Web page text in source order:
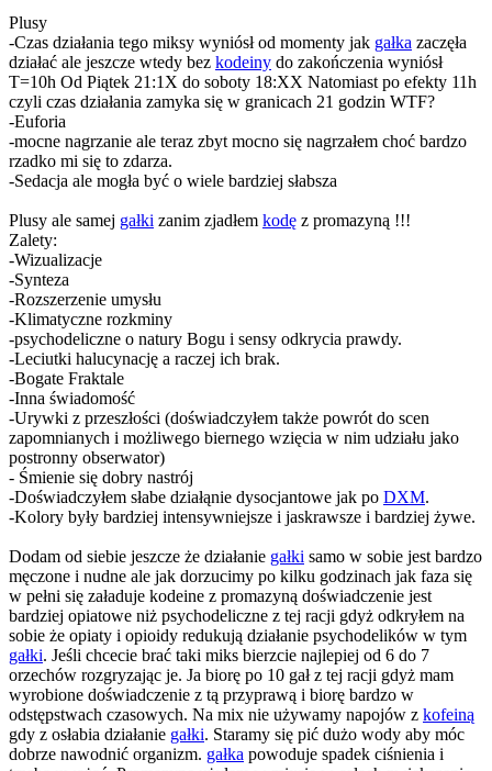
Plusy
-Czas działania tego miksy wyniósł od momenty jak gałka zaczęła
działać ale jeszcze wtedy bez kodeiny do zakończenia wyniósł
T=10h Od Piątek 21:1X do soboty 18:XX Natomiast po efekty 11h
czyli czas działania zamyka się w granicach 21 godzin WTF?
-Euforia
-mocne nagrzanie ale teraz zbyt mocno się nagrzałem choć bardzo
rzadko mi się to zdarza.
-Sedacja ale mogła być o wiele bardziej słabsza
Plusy ale samej gałki zanim zjadłem kodę z promazyną !!!
Zalety:
-Wizualizacje
-Synteza
-Rozszerzenie umysłu
-Klimatyczne rozkminy
-psychodeliczne o natury Bogu i sensy odkrycia prawdy.
-Leciutki halucynację a raczej ich brak.
-Bogate Fraktale
-Inna świadomość
-Urywki z przeszłości (doświadczyłem także powrót do scen
zapomnianych i możliwego biernego wzięcia w nim udziału jako
postronny obserwator)
- Śmienie się dobry nastrój
-Doświadczyłem słabe działąnie dysocjantowe jak po DXM.
-Kolory były bardziej intensywniejsze i jaskrawsze i bardziej żywe.
Dodam od siebie jeszcze że działanie gałki samo w sobie jest bardzo
męczone i nudne ale jak dorzucimy po kilku godzinach jak faza się
w pełni się załaduje kodeine z promazyną doświadczenie jest
bardziej opiatowe niż psychodeliczne z tej racji gdyż odkryłem na
sobie że opiaty i opioidy redukują działanie psychodelików w tym
gałki. Jeśli chcecie brać taki miks bierzcie najlepiej od 6 do 7
orzechów rozgryzając je. Ja biorę po 10 gał z tej racji gdyż mam
wyrobione doświadczenie z tą przyprawą i biorę bardzo w
odstępstwach czasowych. Na mix nie używamy napojów z kofeiną
gdy z osłabia działanie gałki. Staramy się pić dużo wody aby móc
dobrze nawodnić organizm. gałka powoduje spadek ciśnienia i